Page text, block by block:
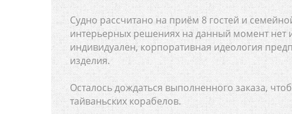
Судно рассчитано на приём 8 гостей и
интерьерных решениях на данный момент нет
индивидуален, корпоративная идеология
изделия.
Осталось дождаться выполненного заказа,
тайваньских корабелов.